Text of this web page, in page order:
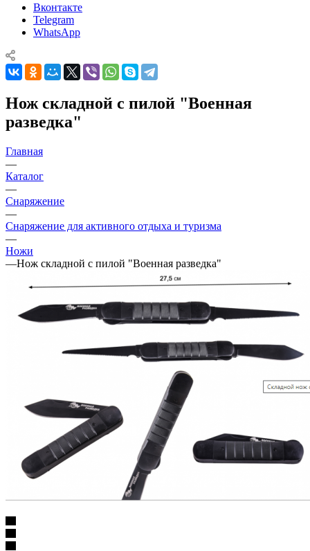
Вконтакте
Telegram
WhatsApp
Нож складной с пилой "Военная
разведка"
Главная
—
Каталог
—
Снаряжение
—
Снаряжение для активного отдыха и туризма
—
Ножи
—Нож складной с пилой "Военная разведка"